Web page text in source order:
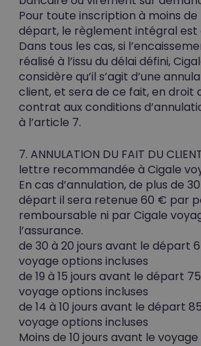
Pour toute inscription à moins de
départ, le règlement intégral est
Dans tous les cas, si
réalisé à l’issu du délai défini,
considère qu’il s’agit d’une
client, et sera de ce fait, en droit
contrat aux conditions
à l’article 7.
7. ANNULATION DU FAIT DU
lettre recommandée à Cigale
En cas d’annulation, de plus de
départ il sera retenue 60 € par
remboursable ni par Cigale
l’assurance.
de 30 à 20 jours avant le départ
voyage options incluses
de 19 à 15 jours avant le départ
voyage options incluses
de 14 à 10 jours avant le départ
voyage options incluses
Moins de 10 jours avant le voyage